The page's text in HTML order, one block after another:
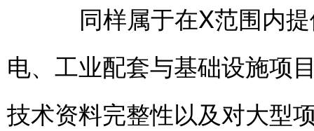
同样属于在X范围内提
电、工业配套与基础设施项
技术资料完整性以及对大型